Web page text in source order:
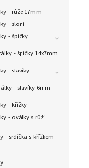
- růže 17mm
- sloni
- špičky
- špičky 14x7mm
- slavíky
- slavíky 6mm
- křížky
- oválky s růží
- srdíčka s křížkem